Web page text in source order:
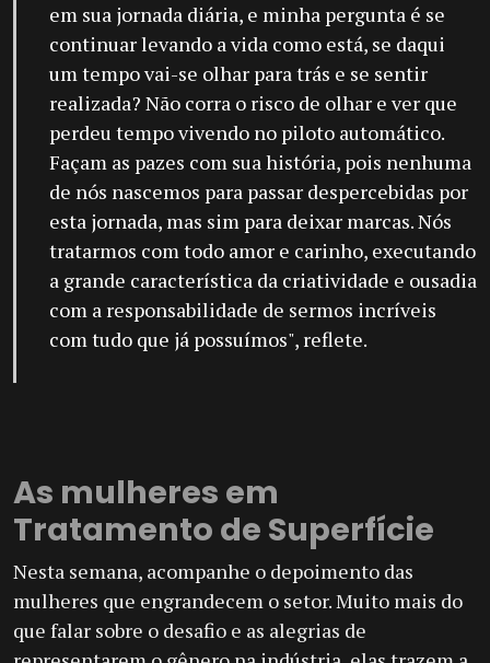
em sua jornada diária, e minha pergunta é se
continuar levando a vida como está, se daqui
um tempo vai-se olhar para trás e se sentir
realizada? Não corra o risco de olhar e ver que
perdeu tempo vivendo no piloto automático.
Façam as pazes com sua história, pois nenhuma
de nós nascemos para passar despercebidas por
esta jornada, mas sim para deixar marcas. Nós
tratarmos com todo amor e carinho, executando
a grande característica da criatividade e ousadia
com a responsabilidade de sermos incríveis
com tudo que já possuímos", reflete.
As mulheres em
Tratamento de Superfície
Nesta semana, acompanhe o depoimento das
mulheres que engrandecem o setor. Muito mais do
que falar sobre o desafio e as alegrias de